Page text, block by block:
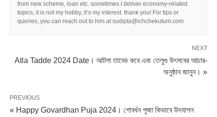
from new scheme, loan etc. sometimes I deliver economy-related
topics, it is not my hobby, it’s my interest. thank you! For tips or
queries, you can reach out to him at sudipta@ichchekutum.com
NEXT
Atla Tadde 2024 Date। আটলা তাড্ডে কবে এবং তেলুগু উৎসবের আচার-
অনুষ্ঠান জানুন। »
PREVIOUS
« Happy Govardhan Puja 2024। গোবর্ধন পূজা কিভাবে উদযাপন